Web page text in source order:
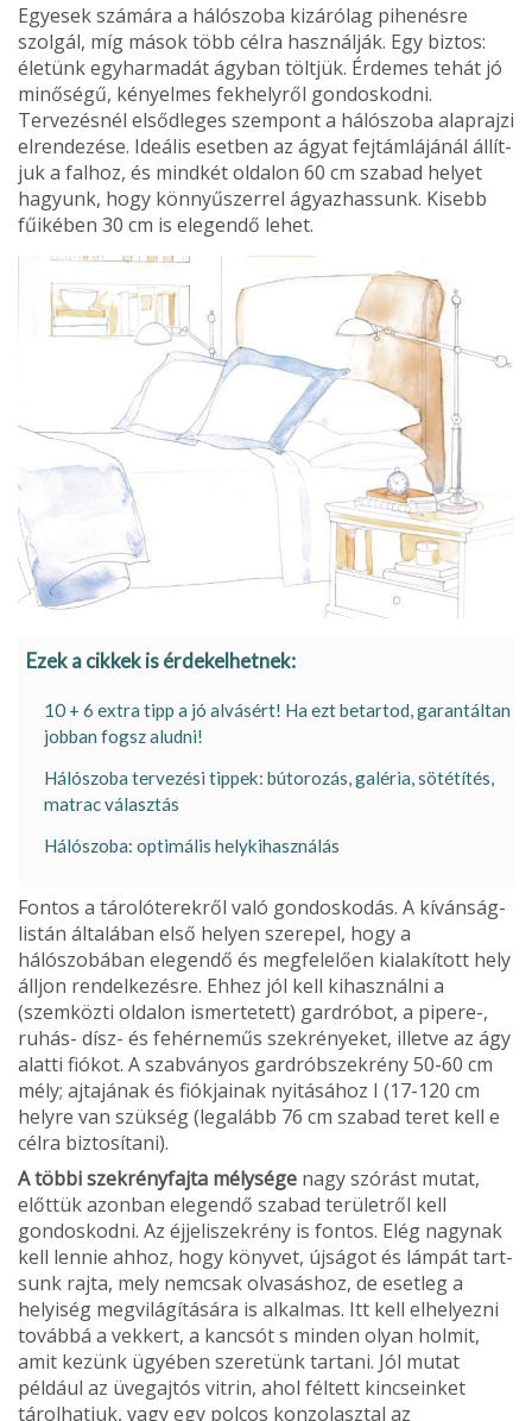
Egyesek számára a hálószoba kizárólag pihenésre
szolgál, míg mások több célra használják. Egy biztos:
életünk egyharmadát ágyban töltjük. Érdemes tehát jó
minőségű, kényelmes fekhelyről gondoskodni.
Tervezésnél elsődleges szempont a hálószoba alaprajzi
elrendezése. Ideális esetben az ágyat fejtámlájánál állít­
juk a falhoz, és mindkét oldalon 60 cm szabad helyet
hagyunk, hogy könnyűszerrel ágyazhassunk. Kisebb
fűikében 30 cm is elegendő lehet.
Ezek a cikkek is érdekelhetnek:
10 + 6 extra tipp a jó alvásért! Ha ezt betartod, garantáltan
jobban fogsz aludni!
Hálószoba tervezési tippek: bútorozás, galéria, sötétítés,
matrac választás
Hálószoba: optimális helykihasználás
Fontos a tárolóterekről való gondoskodás. A kívánság­
listán általában első helyen szerepel, hogy a
hálószobá­ban elegendő és megfelelően kialakított hely
álljon rendelkezésre. Ehhez jól kell kihasználni a
(szemközti olda­lon ismertetett) gardróbot, a pipere-,
ruhás- dísz- és fehérneműs szekrényeket, illetve az ágy
alatti fiókot. A szabványos gardróbszekrény 50-60 cm
mély; ajtajá­nak és fiókjainak nyitásához I (17-120 cm
helyre van szükség (legalább 76 cm szabad teret kell e
célra bizto­sítani).
A többi szekrényfajta mélysége nagy szórást mu­tat,
előttük azonban elegendő szabad területről kell
gondoskodni. Az éjjeliszekrény is fontos. Elég nagynak
kell lennie ahhoz, hogy könyvet, újságot és lámpát tart­
sunk rajta, mely nemcsak olvasáshoz, de esetleg a
helyi­ség megvilágítására is alkalmas. Itt kell elhelyezni
továb­bá a vekkert, a kancsót s minden olyan holmit,
amit kezünk ügyében szeretünk tartani. Jól mutat
például az üvegajtós vitrin, ahol féltett kincseinket
tárolhatjuk, vagy egy polcos konzolasztal az